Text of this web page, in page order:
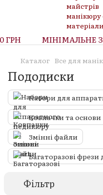
МІНІМАЛЬНЕ
Каталог Все для
Пододиски
Набори для
Ковпачки та
Змінні файли
Багаторазові
Фільтр